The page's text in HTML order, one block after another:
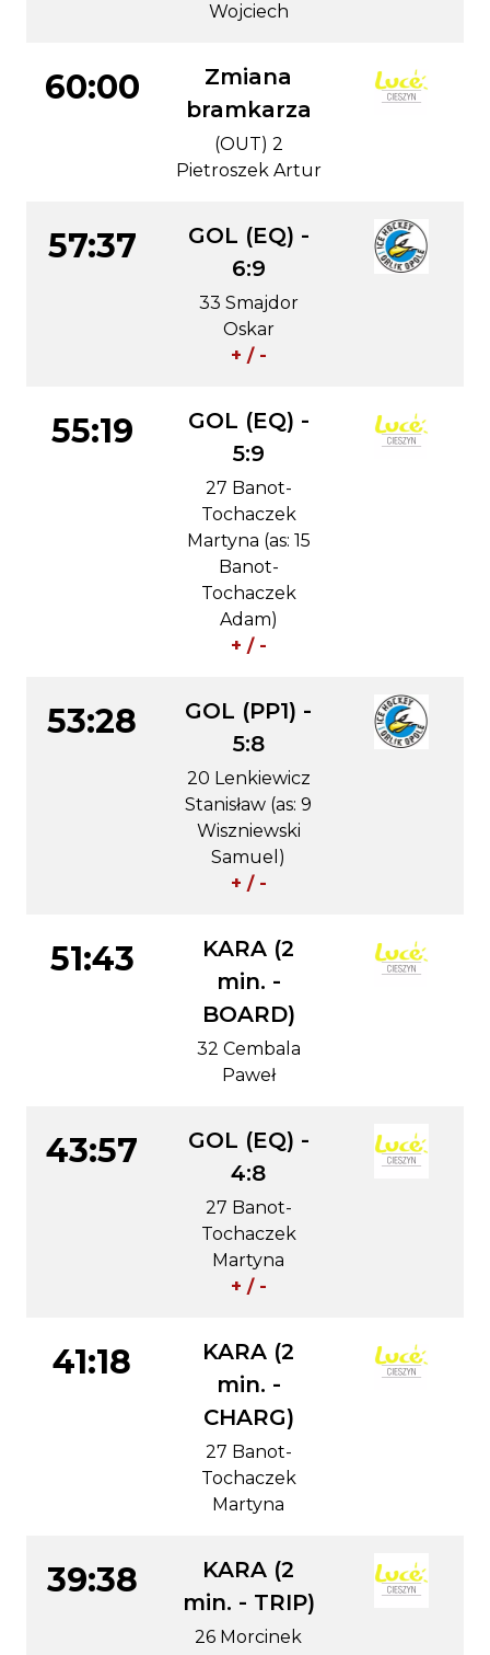
Wojciech
60:00
Zmiana
bramkarza
(OUT) 2
Pietroszek Artur
57:37
GOL (EQ) -
6:9
33 Smajdor
Oskar
+ / -
55:19
GOL (EQ) -
5:9
27 Banot-
Tochaczek
Martyna (as: 15
Banot-
Tochaczek
Adam)
+ / -
53:28
GOL (PP1) -
5:8
20 Lenkiewicz
Stanisław (as: 9
Wiszniewski
Samuel)
+ / -
51:43
KARA (2
min. -
BOARD)
32 Cembala
Paweł
43:57
GOL (EQ) -
4:8
27 Banot-
Tochaczek
Martyna
+ / -
41:18
KARA (2
min. -
CHARG)
27 Banot-
Tochaczek
Martyna
39:38
KARA (2
min. - TRIP)
26 Morcinek